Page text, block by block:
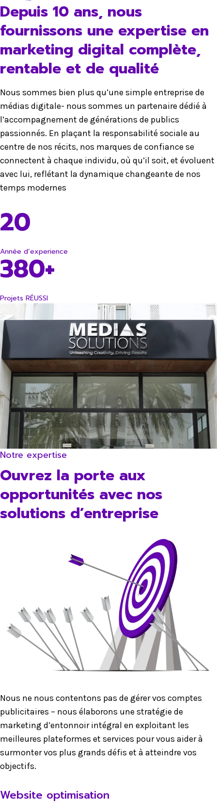
Depuis 10 ans, nous
fournissons une expertise en
marketing digital complète,
rentable et de qualité
Nous sommes bien plus qu’une simple entreprise de
médias digitale- nous sommes un partenaire dédié à
l’accompagnement de générations de publics
passionnés. En plaçant la responsabilité sociale au
centre de nos récits, nos marques de confiance se
connectent à chaque individu, où qu’il soit, et évoluent
avec lui, reflétant la dynamique changeante de nos
temps modernes
20
Année d’experience
380+
Projets RÉUSSI
Notre expertise
Ouvrez la porte aux
opportunités avec nos
solutions d’entreprise
Nous ne nous contentons pas de gérer vos comptes
publicitaires – nous élaborons une stratégie de
marketing d’entonnoir intégral en exploitant les
meilleures plateformes et services pour vous aider à
surmonter vos plus grands défis et à atteindre vos
objectifs.
Website optimisation